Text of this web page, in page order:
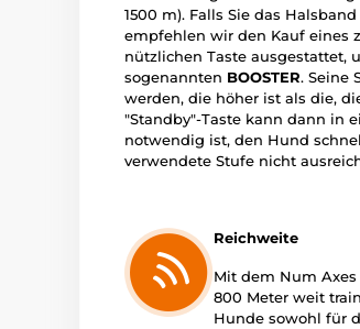
1500 m). Falls Sie das
empfehlen wir den Kauf eines
nützlichen Taste ausgestattet,
sogenannten BOOSTER. Seine
werden, die höher ist als die,
"Standby"-Taste kann dann in
notwendig ist, den Hund
verwendete Stufe nicht
Reichweite
Mit dem Num
800 Meter weit
Hunde sowohl für